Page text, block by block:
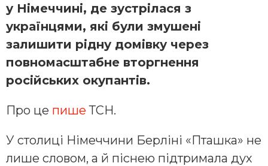
у Німеччині, де зустрілася з
українцями, які були змушені
залишити рідну домівку через
повномасштабне вторгнення
російських окупантів.
Про це пишеТСН.
У столиці Німеччини Берліні «Пташка» не
лише словом, а й піснею підтримала дух